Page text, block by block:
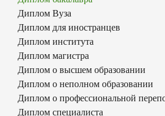
Диплом Вуза
Диплом для иностранцев
Диплом института
Диплом магистра
Диплом о высшем образовании
Диплом о неполном образовании
Диплом о профессиональной
Диплом специалиста